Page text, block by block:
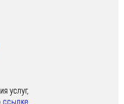
услуг,
ссылке